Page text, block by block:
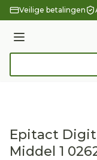
Ga naar de inhoud
Veilige betalingen
Menu
Epitact
Middel 1